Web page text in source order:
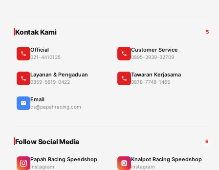
Kontak Kami 5
Official
021-4410135
Customer Service
0895-3939-32709
Layanan & Pengaduan
0859-5619-0422
Tawaran Kerjasama
0878-7748-1465
Email
cs@papahracing.com
Follow Social Media 6
Papah Racing Speedshop
Instagram
Knalpot Racing Speedshop
Instagram